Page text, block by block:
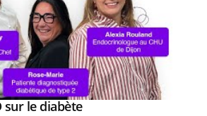
sur le diabèteYoutube